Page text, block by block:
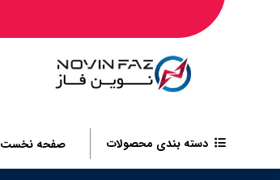
دسته بندی محصولات صفحه نخست